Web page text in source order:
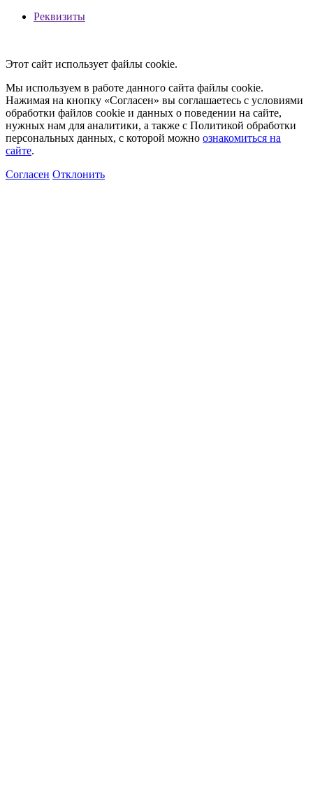
Реквизиты
Этот сайт использует файлы cookie.
Мы используем в работе данного сайта файлы cookie.
Нажимая на кнопку «Согласен» вы соглашаетесь с условиями
обработки файлов cookie и данных о поведении на сайте,
нужных нам для аналитики, а также с Политикой обработки
персональных данных, с которой можно ознакомиться на
сайте.
Согласен Отклонить